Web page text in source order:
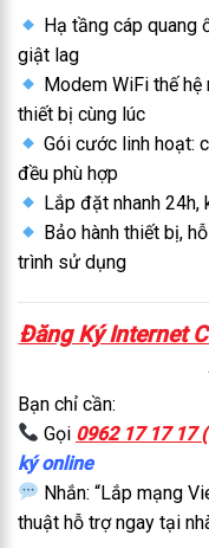
Hạ tầng cáp quang
giật lag
Modem WiFi thế
thiết bị cùng lúc
Gói cước linh hoạt:
đều phù hợp
Lắp đặt nhanh
Bảo hành thiết bị,
trình sử dụng
Đăng Ký Internet
Bạn chỉ cần:
Gọi 0962 17 17 17
ký online
Nhắn: “Lắp mạng
thuật hỗ trợ ngay tại